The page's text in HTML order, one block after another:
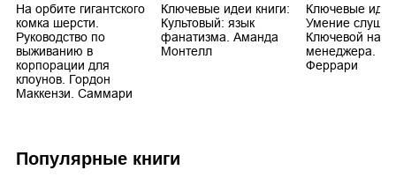
На орбите гигантского
комка шерсти.
Руководство по
выживанию в
корпорации для
клоунов. Гордон
Маккензи. Саммари
Ключевые идеи книги:
Культовый: язык
фанатизма. Аманда
Монтелл
Ключевые
Умение
Ключевой
менеджера.
Феррари
Популярные книги